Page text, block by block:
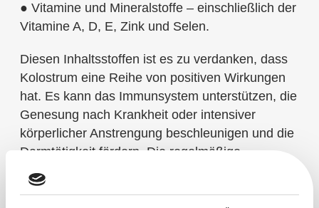
● Vitamine und Mineralstoffe – einschließlich der
Vitamine A, D, E, Zink und Selen.
Diesen Inhaltsstoffen ist es zu verdanken, dass
Kolostrum eine Reihe von positiven Wirkungen
hat. Es kann das Immunsystem unterstützen, die
Genesung nach Krankheit oder intensiver
körperlicher Anstrengung beschleunigen und die
Darmtätigkeit fördern. Die regelmäßige
Einnahme von Colostrum trägt zur Erhaltung des
Gleichgewichts der Darmmikroflora bei.